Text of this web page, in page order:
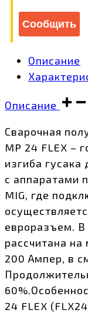
Сообщить
Описание
Описание
Сварочная
MP 24 FLEX –
изгиба гусака
с аппаратами
MIG, где
евроразъем. В
рассчитана
200 Ампер, в
24 FLEX